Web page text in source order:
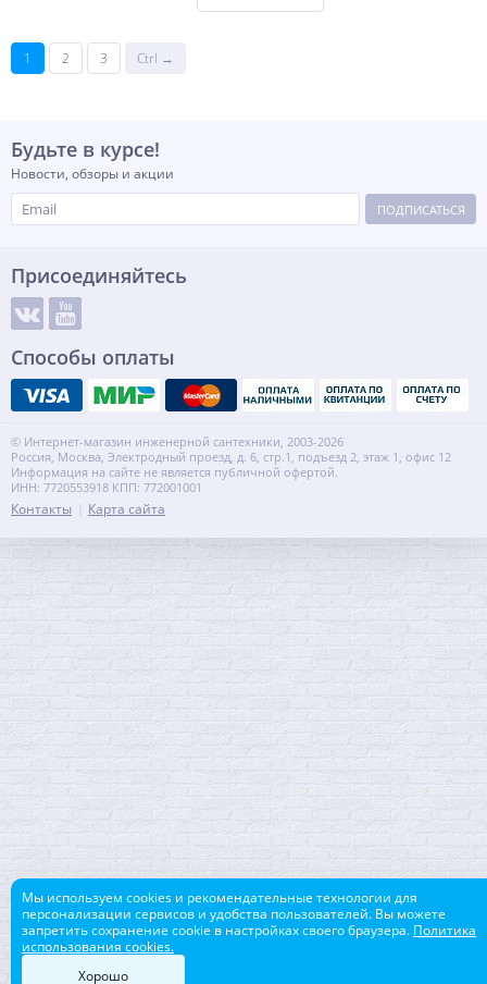
1 2 3 Ctrl →
Будьте в курсе!
Новости, обзоры и акции
ПОДПИСАТЬСЯ
Присоединяйтесь
Способы оплаты
© Интернет-магазин инженерной сантехники, 2003-2026
Россия, Москва, Электродный проезд, д. 6, стр.1, подъезд 2, этаж 1, офис 12
Информация на сайте не является публичной офертой.
ИНН: 7720553918 КПП: 772001001
Контакты Карта сайта
Мы используем cookies и рекомендательные технологии для
персонализации сервисов и удобства пользователей. Вы можете
запретить сохранение cookie в настройках своего браузера. Политика
использования cookies.
Хорошо